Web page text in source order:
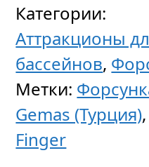
Категории:
Аттракционы
бассейнов,
Метки:
Gemas (Турция),
Finger